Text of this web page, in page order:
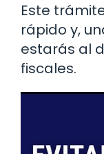
Este
rápido y,
estarás al
fiscales.